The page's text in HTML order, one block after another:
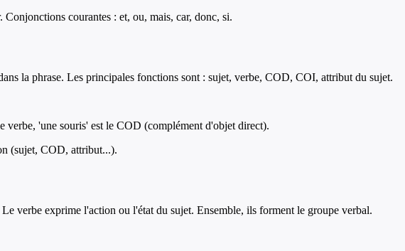
Conjonctions courantes : et, ou, mais, car, donc, si.
la phrase. Les principales fonctions sont : sujet, verbe, COD, COI, attribut du sujet.
verbe, 'une souris' est le COD (complément d'objet direct).
(sujet, COD, attribut...).
verbe exprime l'action ou l'état du sujet. Ensemble, ils forment le groupe verbal.